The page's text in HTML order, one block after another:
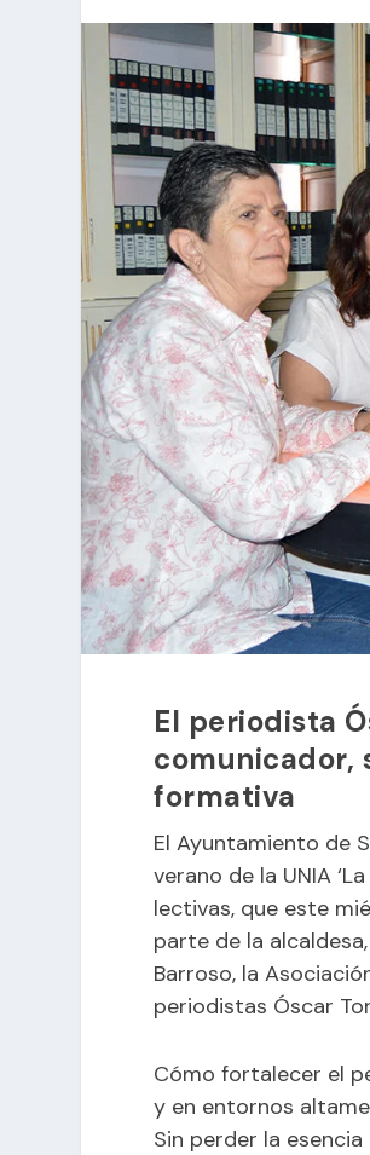
El periodista
comunicador,
formativa
El Ayuntamiento de
verano de la UNIA
lectivas, que este
parte de la
Barroso, la
periodistas Óscar
Cómo fortalecer el
y en entornos
Sin perder la